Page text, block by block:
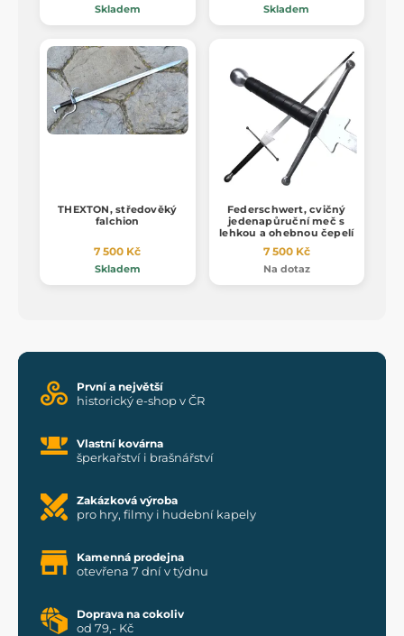
Skladem Skladem
THEXTON, středověký
falchion
7 500 Kč
Skladem
Federschwert, cvičný
jedenapůruční meč s
lehkou a ohebnou čepelí
7 500 Kč
Na dotaz
První a největší
historický e-shop v ČR
Vlastní kovárna
šperkařství i brašnářství
Zakázková výroba
pro hry, filmy i hudební kapely
Kamenná prodejna
otevřena 7 dní v týdnu
Doprava na cokoliv
od 79,- Kč